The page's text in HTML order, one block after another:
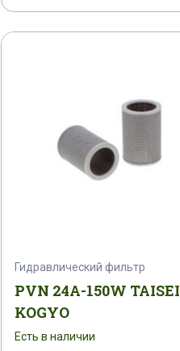
Гидравлический фильтр
PVN 24A-150W TAISEI
KOGYO
Есть в наличии